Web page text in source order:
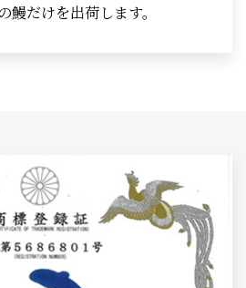
だけを出荷します。